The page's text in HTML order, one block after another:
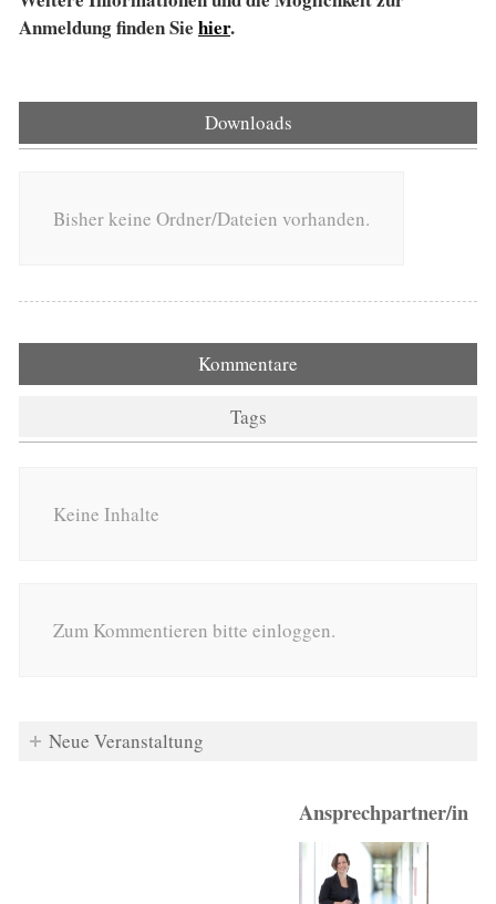
Anmeldung finden Sie hier.
Downloads
Bisher keine Ordner/Dateien vorhanden.
Kommentare
Tags
Keine Inhalte
Zum Kommentieren bitte einloggen.
Neue Veranstaltung
Ansprechpartner/in